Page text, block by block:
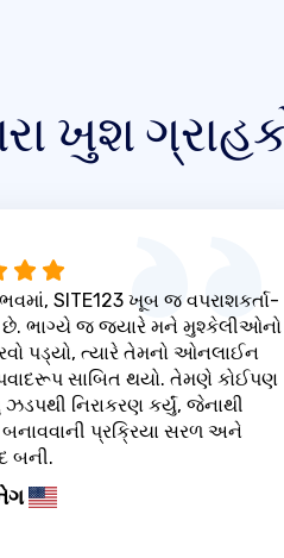
ખુશ
SITE123 ખૂબ જ વપરાશકર્તા-
છે. ભાગ્યે જ જ્યારે મને મુશ્કેલીઓનો
પડ્યો, ત્યારે તેમનો ઓનલાઈન
સાબિત થયો. તેમણે કોઈપણ
નિરાકરણ કર્યું, જેનાથી
પ્રક્રિયા સરળ અને
બની.